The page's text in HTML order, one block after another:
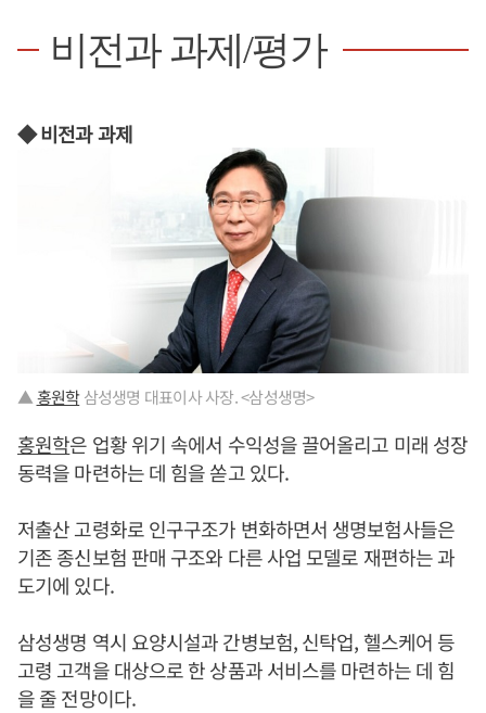
비전과 과제/평가
◆ 비전과 과제
▲홍원학삼성생명 대표이사 사장. <삼성생명>
홍원학은 업황 위기 속에서 수익성을 끌어올리고 미래 성장
동력을 마련하는 데 힘을 쏟고 있다.
저출산 고령화로 인구구조가 변화하면서 생명보험사들은
기존 종신보험 판매 구조와 다른 사업 모델로 재편하는 과
도기에 있다.
삼성생명 역시 요양시설과 간병보험, 신탁업, 헬스케어 등
고령 고객을 대상으로 한 상품과 서비스를 마련하는 데 힘
을 줄 전망이다.